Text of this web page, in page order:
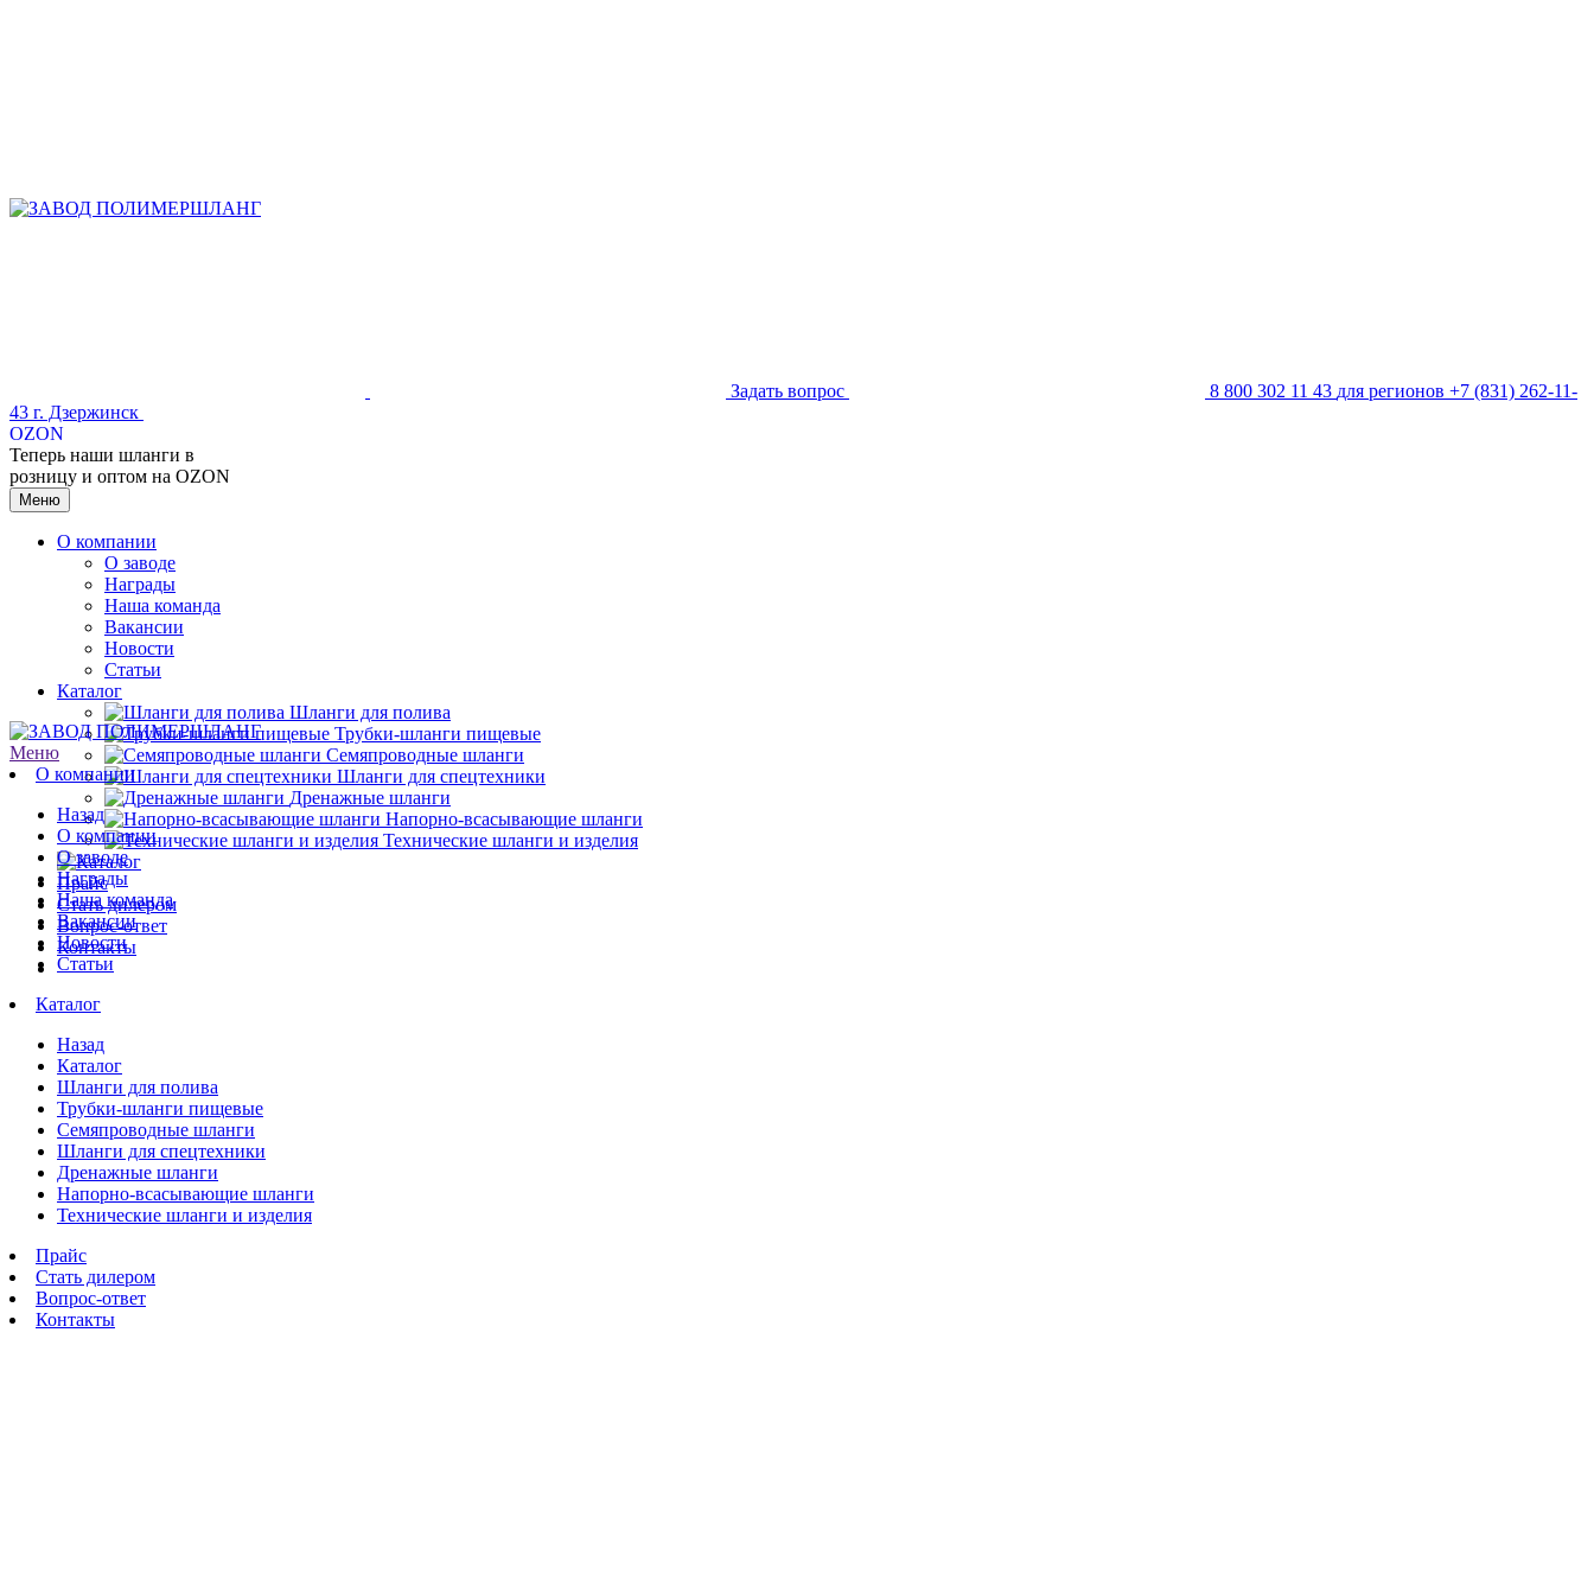
Задать вопрос 8 800 302 11 43 для регионов +7 (831) 262-11-
43 г. Дзержинск
OZON
Теперь наши шланги в
розницу и оптом на OZON
Меню
О компании
О заводе
Награды
Наша команда
Вакансии
Новости
Статьи
Каталог
Шланги для полива
Трубки-шланги пищевые
Семяпроводные шланги
Шланги для спецтехники
Дренажные шланги
Напорно-всасывающие шланги
Технические шланги и изделия
Прайс
Стать дилером
Вопрос-ответ
Контакты
Меню
О компании
Назад
О компании
О заводе
Награды
Наша команда
Вакансии
Новости
Статьи
Каталог
Назад
Каталог
Шланги для полива
Трубки-шланги пищевые
Семяпроводные шланги
Шланги для спецтехники
Дренажные шланги
Напорно-всасывающие шланги
Технические шланги и изделия
Прайс
Стать дилером
Вопрос-ответ
Контакты